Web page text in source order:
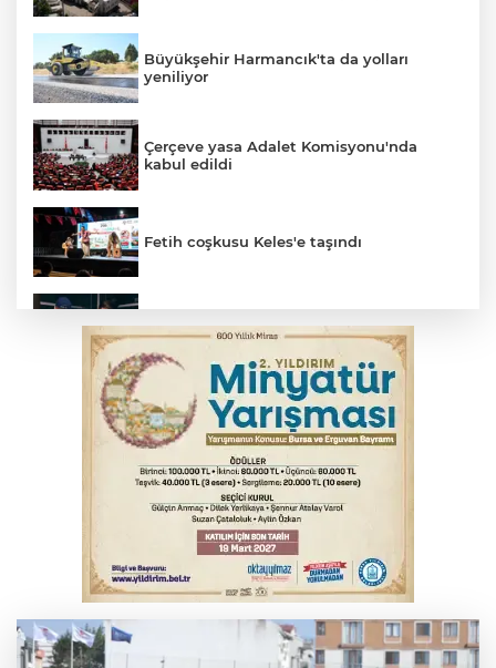
Büyükşehir Harmancık'ta da yolları
yeniliyor
Çerçeve yasa Adalet Komisyonu'nda
kabul edildi
Fetih coşkusu Keles'e taşındı
kişi tutuklandı
İnegöl’de yangın paniği! Apartmana
sıçrayan alevler söndürüldü
Elektrik akımına kapılan işçi hayatını
kaybetti
Serbest piyasada döviz fiyatları